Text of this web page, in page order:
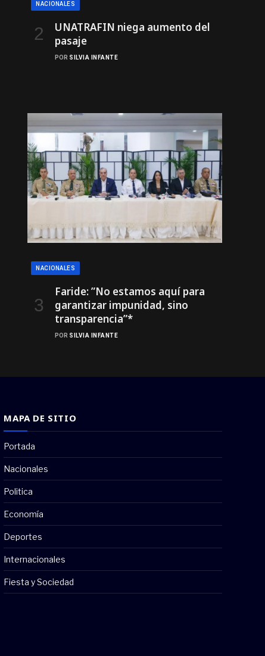
NACIONALES
UNATRAFIN niega aumento del
pasaje
POR SILVIA INFANTE
NACIONALES
Faride: ”No estamos aquí para
garantizar impunidad, sino
transparencia”*
POR SILVIA INFANTE
MAPA DE SITIO
Portada
Nacionales
Politica
Economía
Deportes
Internacionales
Fiesta y Sociedad